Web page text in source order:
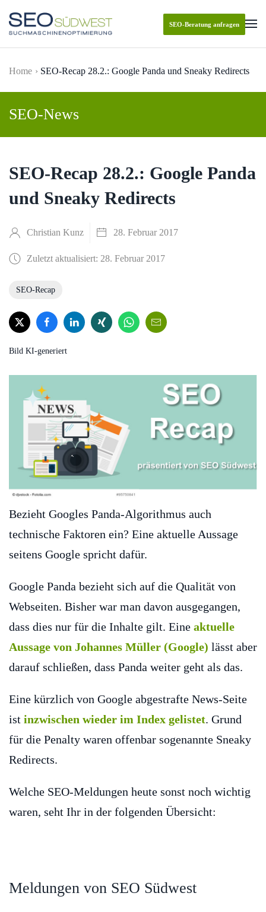
Skip to main content
SEO-Beratung anfragen
Home SEO-Recap 28.2.: Google Panda und Sneaky Redirects
SEO-News
SEO-Recap 28.2.: Google Panda
und Sneaky Redirects
Christian Kunz 28. Februar 2017
Zuletzt aktualisiert: 28. Februar 2017
SEO-Recap
Bild KI-generiert
Bezieht Googles Panda-Algorithmus auch
technische Faktoren ein? Eine aktuelle Aussage
seitens Google spricht dafür.
Google Panda bezieht sich auf die Qualität von
Webseiten. Bisher war man davon ausgegangen,
dass dies nur für die Inhalte gilt. Eine aktuelle
Aussage von Johannes Müller (Google) lässt aber
darauf schließen, dass Panda weiter geht als das.
Eine kürzlich von Google abgestrafte News-Seite
ist inzwischen wieder im Index gelistet. Grund
für die Penalty waren offenbar sogenannte Sneaky
Redirects.
Welche SEO-Meldungen heute sonst noch wichtig
waren, seht Ihr in der folgenden Übersicht:
Meldungen von SEO Südwest